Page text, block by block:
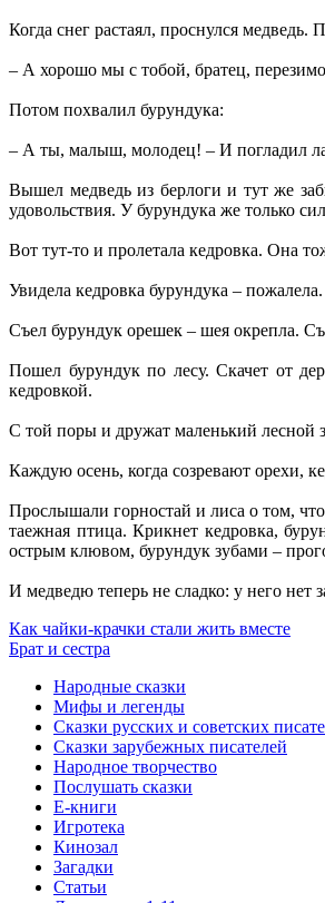
Когда снег растаял, проснулся медведь.
– А хорошо мы с тобой, братец,
Потом похвалил бурундука:
– А ты, малыш, молодец! – И погладил
Вышел медведь из берлоги и тут же
удовольствия. У бурундука же только
Вот тут-то и пролетала кедровка. Она
Увидела кедровка бурундука –
Съел бурундук орешек – шея окрепла.
Пошел бурундук по лесу. Скачет от
кедровкой.
С той поры и дружат маленький лесной
Каждую осень, когда созревают орехи,
Прослышали горностай и лиса о том,
таежная птица. Крикнет кедровка,
острым клювом, бурундук зубами –
И медведю теперь не сладко: у него нет
Как чайки-крачки стали жить вместе
Брат и сестра
Народные сказки
Мифы и легенды
Сказки русских и советских
Сказки зарубежных писателей
Народное творчество
Послушать сказки
Е-книги
Игротека
Кинозал
Загадки
Статьи